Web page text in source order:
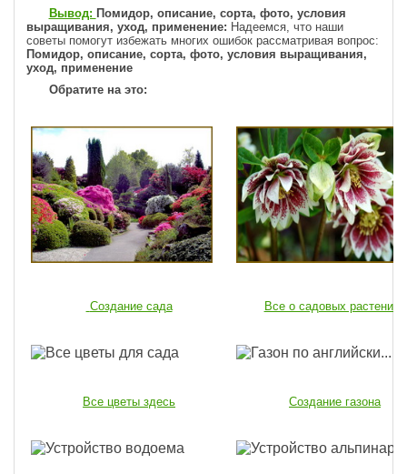
Вывод: Помидор, описание, сорта, фото, условия
выращивания, уход, применение: Надеемся, что наши
советы помогут избежать многих ошибок рассматривая вопрос:
Помидор, описание, сорта, фото, условия выращивания,
уход, применение
Обратите на это:
Создание сада Все о садовых растениях
Все цветы здесь Создание газона